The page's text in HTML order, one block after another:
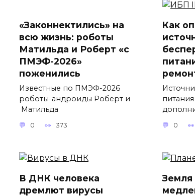
«Законнектились» на
всю жизнь: роботы
Матильда и Роберт «с
ПМЭФ-2026»
поженились
Известные по ПМЭФ-2026
роботы-андроиды Роберт и
Матильда
0 373
Как
0
В ДНК человека
дремлют вирусы
Земля